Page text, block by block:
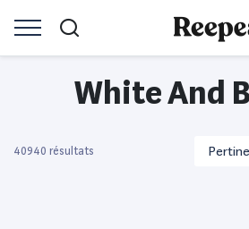
White And
40940 résultats